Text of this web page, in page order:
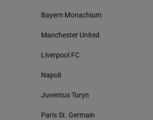
Bayern Monachium
Manchester United
Liverpool FC
Napoli
Juventus Turyn
Paris St. Germain